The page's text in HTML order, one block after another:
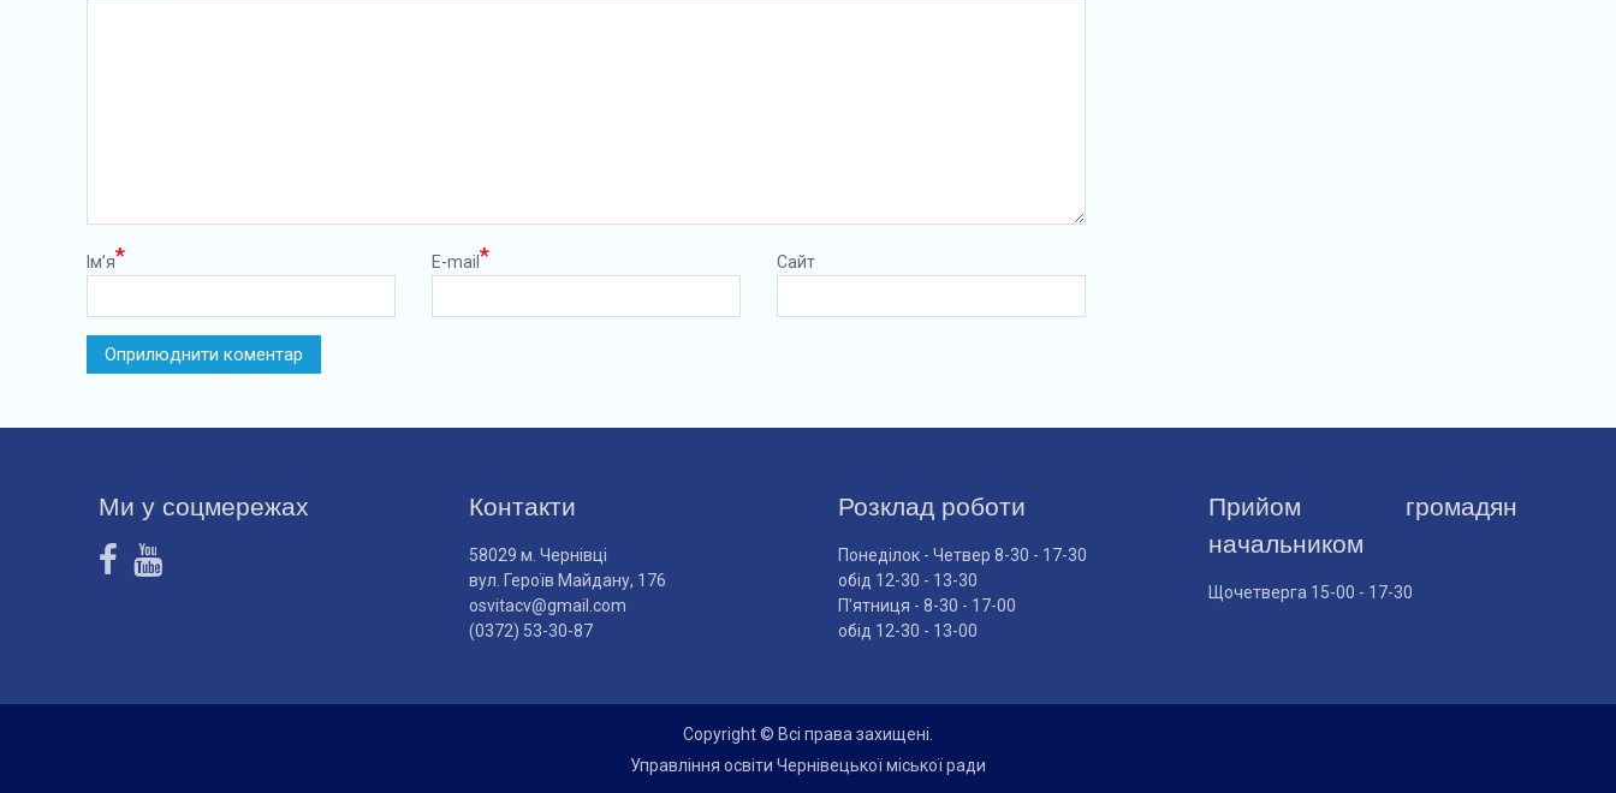
Ім’я* E-mail * Сайт
Ми у соцмережах Контакти
58029 м. Чернівці
вул. Героїв Майдану, 176
osvitacv@gmail.com
(0372) 53-30-87
Розклад роботи
Понеділок - Четвер 8-30 - 17-30
обід 12-30 - 13-30
П'ятниця - 8-30 - 17-00
обід 12-30 - 13-00
Прийом громадян
начальником
Щочетверга 15-00 - 17-30
Copyright © Всі права захищені.
Управління освіти Чернівецької міської ради